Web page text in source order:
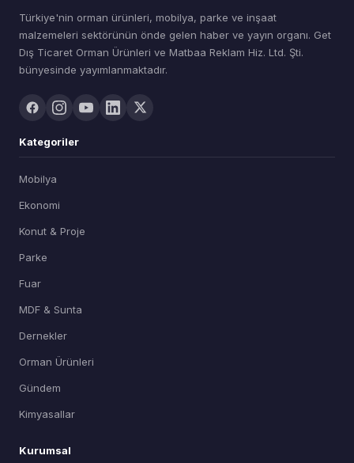
Türkiye'nin orman ürünleri, mobilya, parke ve inşaat
malzemeleri sektörünün önde gelen haber ve yayın organı. Get
Dış Ticaret Orman Ürünleri ve Matbaa Reklam Hiz. Ltd. Şti.
bünyesinde yayımlanmaktadır.
Kategoriler
Mobilya
Ekonomi
Konut & Proje
Parke
Fuar
MDF & Sunta
Dernekler
Orman Ürünleri
Gündem
Kimyasallar
Kurumsal